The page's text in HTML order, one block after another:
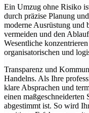
Ein Umzug ohne Risiko
durch präzise Planung
moderne Ausrüstung und
vermeiden und den
Wesentliche
organisatorischen und
Transparenz und
Handelns. Als Ihre
klare Absprachen und
einen
abgestimmt ist. So wird